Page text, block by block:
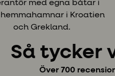
restauranger och frodig
med egna båtar i
i Kroatien
och Grekland.
Så tycker
Över 700